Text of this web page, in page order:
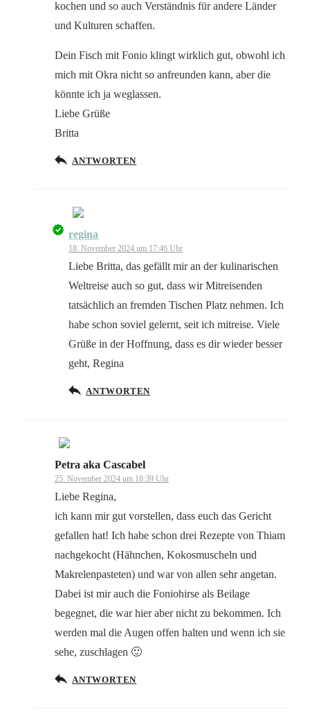
kochen und so auch Verständnis für andere Länder
und Kulturen schaffen.
Dein Fisch mit Fonio klingt wirklich gut, obwohl ich
mich mit Okra nicht so anfreunden kann, aber die
könnte ich ja weglassen.
Liebe Grüße
Britta
ANTWORTEN
Das „Echte-Person“-Abzeichen!
Anti-Spam von CleanTalk
regina
18. November 2024 um 17:46 Uhr
Liebe Britta, das gefällt mir an der kulinarischen
Weltreise auch so gut, dass wir Mitreisenden
tatsächlich an fremden Tischen Platz nehmen. Ich
habe schon soviel gelernt, seit ich mitreise. Viele
Grüße in der Hoffnung, dass es dir wieder besser
geht, Regina
ANTWORTEN
Das „Echte-Person“-Abzeichen!
Anti-Spam von CleanTalk
Petra aka Cascabel
25. November 2024 um 18:39 Uhr
Liebe Regina,
ich kann mir gut vorstellen, dass euch das Gericht
gefallen hat! Ich habe schon drei Rezepte von Thiam
nachgekocht (Hähnchen, Kokosmuscheln und
Makrelenpasteten) und war von allen sehr angetan.
Dabei ist mir auch die Foniohirse als Beilage
begegnet, die war hier aber nicht zu bekommen. Ich
werden mal die Augen offen halten und wenn ich sie
sehe, zuschlagen 🙂
ANTWORTEN